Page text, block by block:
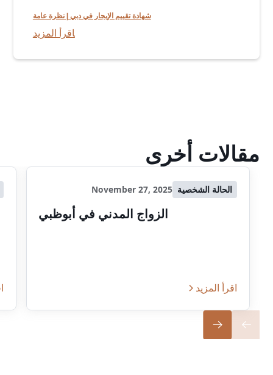
شهادة تقييم الإيجار في دبي | نظرة عامة
اقرأ المزيد
مقالات أخرى
الحالة الشخصية November 27, 2025
الزواج المدني في أبوظبي
اقرأ المزيد